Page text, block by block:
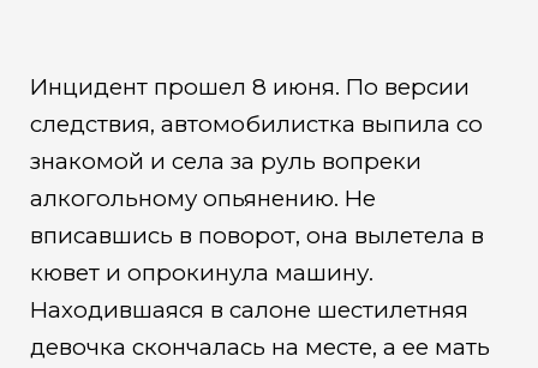
Инцидент прошел 8 июня. По версии
следствия, автомобилистка выпила со
знакомой и села за руль вопреки
алкогольному опьянению. Не
вписавшись в поворот, она вылетела в
кювет и опрокинула машину.
Находившаяся в салоне шестилетняя
девочка скончалась на месте, а ее мать